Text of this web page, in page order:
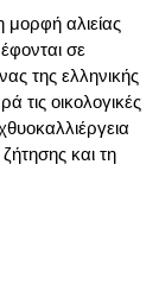
μορφή αλιείας
σε
της ελληνικής
τις οικολογικές
και τη